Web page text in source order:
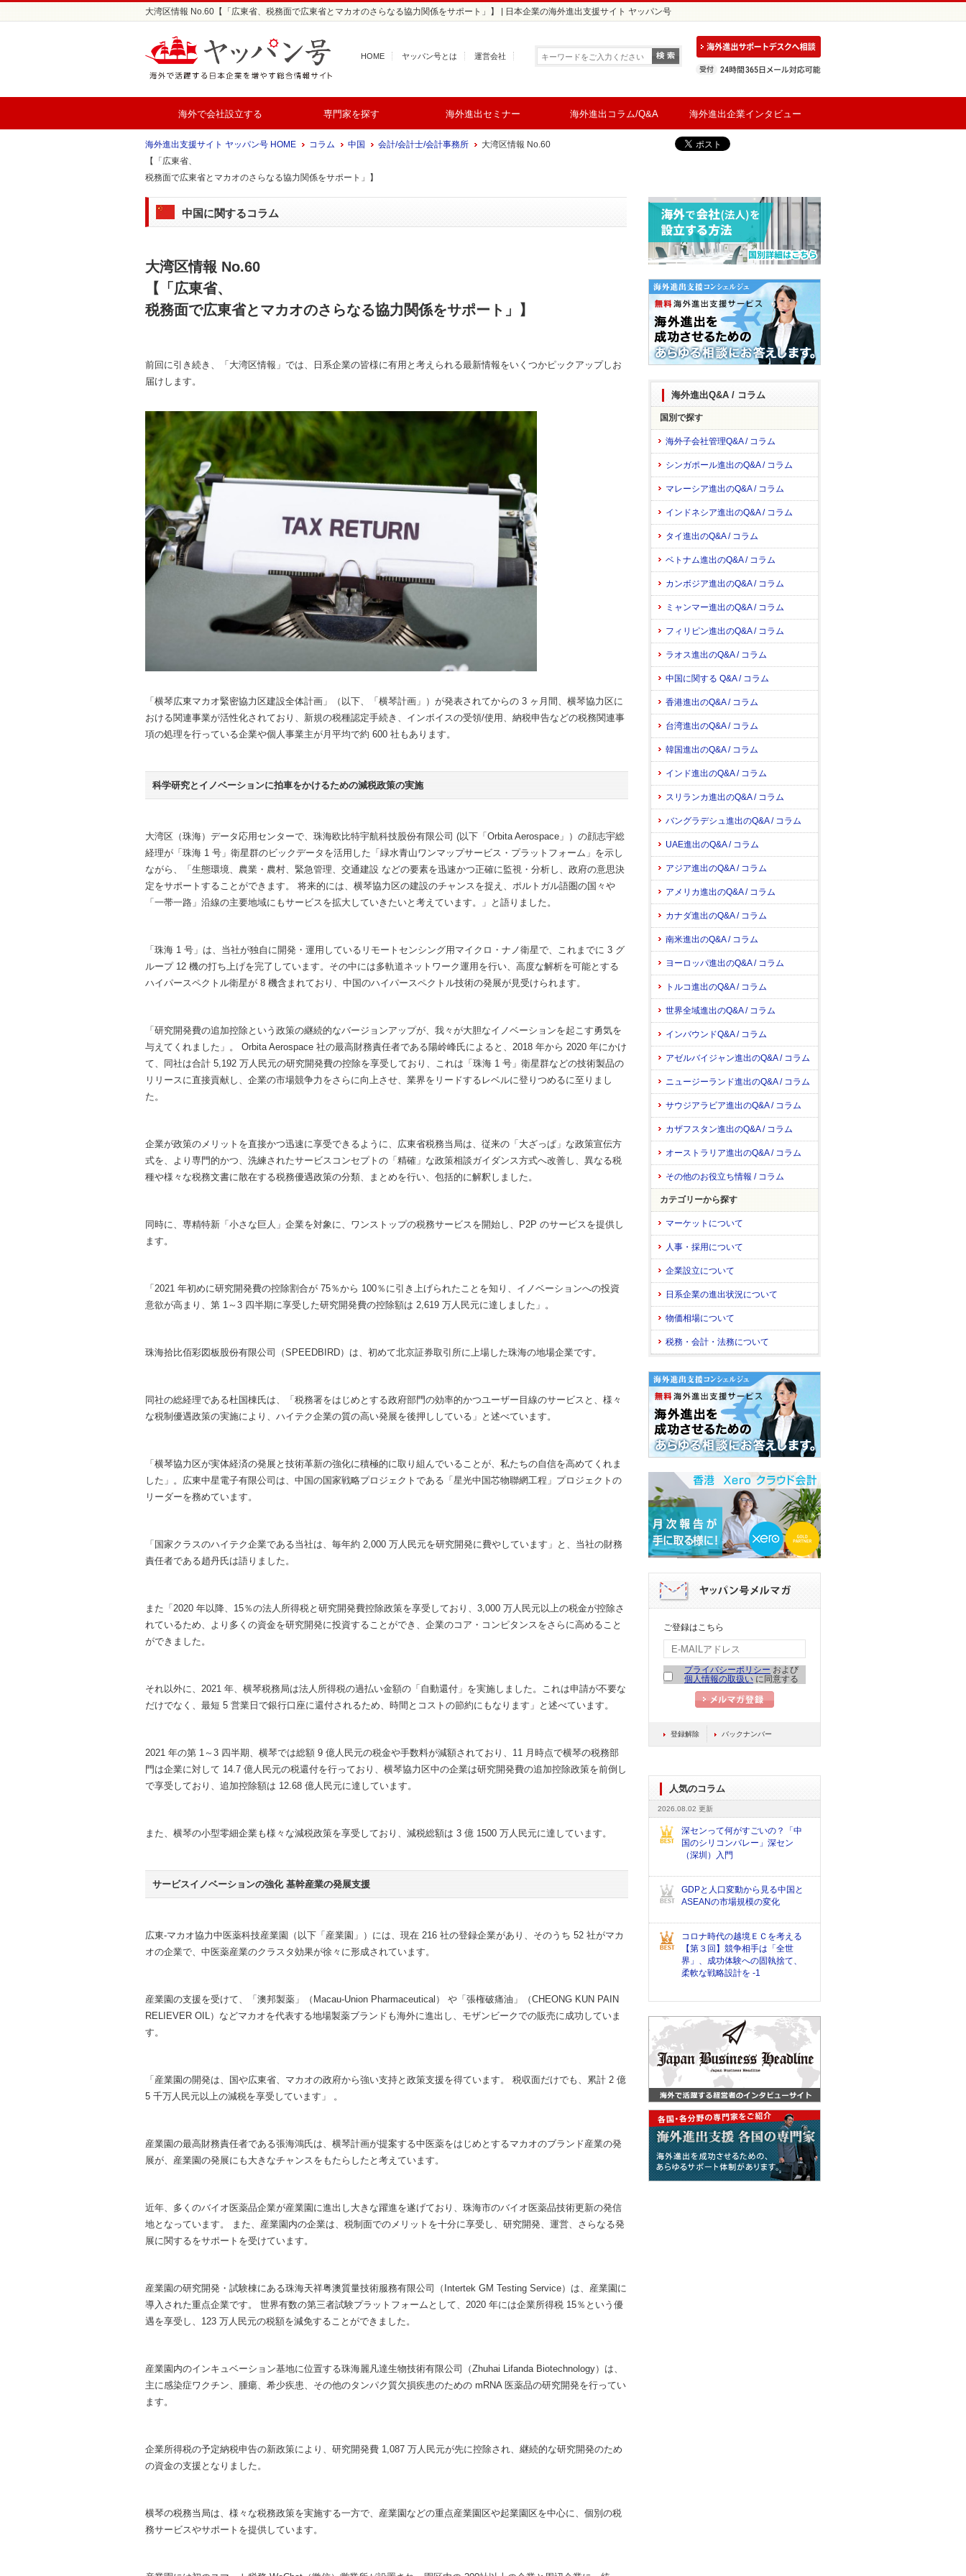
大湾区情報 No.60【「広東省、税務面で広東省とマカオのさらなる協力関係をサポート」】 | 日本企業の海外進出支援サイト ヤッパン号
HOME ヤッパン号とは 運営会社
海外で会社設立する 専門家を探す 海外進出セミナー 海外進出コラム/Q&A 海外進出企業インタビュー
海外進出支援サイト ヤッパン号 HOME コラム 中国 会計/会計士/会計事務所
大湾区情報 No.60
【「広東省、
税務面で広東省とマカオのさらなる協力関係をサポート」】
中国に関するコラム
大湾区情報 No.60
【「広東省、
税務面で広東省とマカオのさらなる協力関係をサポート」】
前回に引き続き、「大湾区情報」では、日系企業の皆様に有用と考えられる最新情報をいくつかピックアップしお
届けします。
「横琴広東マカオ緊密協力区建設全体計画」（以下、「横琴計画」）が発表されてからの 3 ヶ月間、横琴協力区に
おける関連事業が活性化されており、新規の税種認定手続き、インボイスの受領/使用、納税申告などの税務関連事
項の処理を行っている企業や個人事業主が月平均で約 600 社もあります。
科学研究とイノベーションに拍車をかけるための減税政策の実施
大湾区（珠海）データ応用センターで、珠海欧比特宇航科技股份有限公司 (以下「Orbita Aerospace」）の顔志宇総
経理が「珠海 1 号」衛星群のビックデータを活用した「緑水青山ワンマップサービス・プラットフォーム」を示し
ながら、「生態環境、農業・農村、緊急管理、交通建設 などの要素を迅速かつ正確に監視・分析し、政府の意思決
定をサポートすることができます。 将来的には、横琴協力区の建設のチャンスを捉え、ポルトガル語圏の国々や
「一帯一路」沿線の主要地域にもサービスを拡大していきたいと考えています。」と語りました。
「珠海 1 号」は、当社が独自に開発・運用しているリモートセンシング用マイクロ・ナノ衛星で、これまでに 3 グ
ループ 12 機の打ち上げを完了しています。その中には多軌道ネットワーク運用を行い、高度な解析を可能とする
ハイパースペクトル衛星が 8 機含まれており、中国のハイパースペクトル技術の発展が見受けられます。
「研究開発費の追加控除という政策の継続的なバージョンアップが、我々が大胆なイノベーションを起こす勇気を
与えてくれました」。 Orbita Aerospace 社の最高財務責任者である陽岭峰氏によると、2018 年から 2020 年にかけ
て、同社は合計 5,192 万人民元の研究開発費の控除を享受しており、これは「珠海 1 号」衛星群などの技術製品の
リリースに直接貢献し、企業の市場競争力をさらに向上させ、業界をリードするレベルに登りつめるに至りまし
た。
企業が政策のメリットを直接かつ迅速に享受できるように、広東省税務当局は、従来の「大ざっぱ」な政策宣伝方
式を、より専門的かつ、洗練されたサービスコンセプトの「精確」な政策相談ガイダンス方式へ改善し、異なる税
種や様々な税務文書に散在する税務優遇政策の分類、まとめを行い、包括的に解釈しました。
同時に、専精特新「小さな巨人」企業を対象に、ワンストップの税務サービスを開始し、P2P のサービスを提供し
ます。
「2021 年初めに研究開発費の控除割合が 75％から 100％に引き上げられたことを知り、イノベーションへの投資
意欲が高まり、第 1～3 四半期に享受した研究開発費の控除額は 2,619 万人民元に達しました」。
珠海拾比佰彩図板股份有限公司（SPEEDBIRD）は、初めて北京証券取引所に上場した珠海の地場企業です。
同社の総経理である杜国棟氏は、「税務署をはじめとする政府部門の効率的かつユーザー目線のサービスと、様々
な税制優遇政策の実施により、ハイテク企業の質の高い発展を後押ししている」と述べています。
「横琴協力区が実体経済の発展と技術革新の強化に積極的に取り組んでいることが、私たちの自信を高めてくれま
した」。広東中星電子有限公司は、中国の国家戦略プロジェクトである「星光中国芯物聯網工程」プロジェクトの
リーダーを務めています。
「国家クラスのハイテク企業である当社は、毎年約 2,000 万人民元を研究開発に費やしています」と、当社の財務
責任者である趙丹氏は語りました。
また「2020 年以降、15％の法人所得税と研究開発費控除政策を享受しており、3,000 万人民元以上の税金が控除さ
れているため、より多くの資金を研究開発に投資することができ、企業のコア・コンピタンスをさらに高めること
ができました。
それ以外に、2021 年、横琴税務局は法人所得税の過払い金額の「自動還付」を実施しました。これは申請が不要な
だけでなく、最短 5 営業日で銀行口座に還付されるため、時間とコストの節約にもなります」と述べています。
2021 年の第 1～3 四半期、横琴では総額 9 億人民元の税金や手数料が減額されており、11 月時点で横琴の税務部
門は企業に対して 14.7 億人民元の税還付を行っており、横琴協力区中の企業は研究開発費の追加控除政策を前倒し
で享受しており、追加控除額は 12.68 億人民元に達しています。
また、横琴の小型零細企業も様々な減税政策を享受しており、減税総額は 3 億 1500 万人民元に達しています。
サービスイノベーションの強化 基幹産業の発展支援
広東-マカオ協力中医薬科技産業園（以下「産業園」）には、現在 216 社の登録企業があり、そのうち 52 社がマカ
オの企業で、中医薬産業のクラスタ効果が徐々に形成されています。
産業園の支援を受けて、「澳邦製薬」（Macau-Union Pharmaceutical） や「張権破痛油」（CHEONG KUN PAIN
RELIEVER OIL）などマカオを代表する地場製薬ブランドも海外に進出し、モザンビークでの販売に成功していま
す。
「産業園の開発は、国や広東省、マカオの政府から強い支持と政策支援を得ています。 税収面だけでも、累計 2 億
5 千万人民元以上の減税を享受しています」 。
産業園の最高財務責任者である張海鴻氏は、横琴計画が提案する中医薬をはじめとするマカオのブランド産業の発
展が、産業園の発展にも大きなチャンスをもたらしたと考えています。
近年、多くのバイオ医薬品企業が産業園に進出し大きな躍進を遂げており、珠海市のバイオ医薬品技術更新の発信
地となっています。 また、産業園内の企業は、税制面でのメリットを十分に享受し、研究開発、運営、さらなる発
展に関するをサポートを受けています。
産業園の研究開発・試験棟にある珠海天祥粤澳質量技術服務有限公司（Intertek GM Testing Service）は、産業園に
導入された重点企業です。 世界有数の第三者試験プラットフォームとして、2020 年には企業所得税 15％という優
遇を享受し、123 万人民元の税額を減免することができました。
産業園内のインキュベーション基地に位置する珠海麗凡達生物技術有限公司（Zhuhai Lifanda Biotechnology）は、
主に感染症ワクチン、腫瘍、希少疾患、その他のタンパク質欠損疾患のための mRNA 医薬品の研究開発を行ってい
ます。
企業所得税の予定納税申告の新政策により、研究開発費 1,087 万人民元が先に控除され、継続的な研究開発のため
の資金の支援となりました。
横琴の税務当局は、様々な税務政策を実施する一方で、産業園などの重点産業園区や起業園区を中心に、個別の税
務サービスやサポートを提供しています。
海外進出Q&A / コラム
国別で探す
海外子会社管理Q&A / コラム
シンガポール進出のQ&A / コラム
マレーシア進出のQ&A / コラム
インドネシア進出のQ&A / コラム
タイ進出のQ&A / コラム
ベトナム進出のQ&A / コラム
カンボジア進出のQ&A / コラム
ミャンマー進出のQ&A / コラム
フィリピン進出のQ&A / コラム
ラオス進出のQ&A / コラム
中国に関する Q&A / コラム
香港進出のQ&A / コラム
台湾進出のQ&A / コラム
韓国進出のQ&A / コラム
インド進出のQ&A / コラム
スリランカ進出のQ&A / コラム
バングラデシュ進出のQ&A / コラム
UAE進出のQ&A / コラム
アジア進出のQ&A / コラム
アメリカ進出のQ&A / コラム
カナダ進出のQ&A / コラム
南米進出のQ&A / コラム
ヨーロッパ進出のQ&A / コラム
トルコ進出のQ&A / コラム
世界全域進出のQ&A / コラム
インバウンドQ&A / コラム
アゼルバイジャン進出のQ&A / コラム
ニュージーランド進出のQ&A / コラム
サウジアラビア進出のQ&A / コラム
カザフスタン進出のQ&A / コラム
オーストラリア進出のQ&A / コラム
その他のお役立ち情報 / コラム
カテゴリーから探す
マーケットについて
人事・採用について
企業設立について
日系企業の進出状況について
物価相場について
税務・会計・法務について
ご登録はこちら
プライバシーポリシー および
個人情報の取扱い に同意する
登録解除 バックナンバー
人気のコラム
2026.08.02 更新
深センって何がすごいの？「中
国のシリコンバレー」深セン
（深圳）入門
GDPと人口変動から見る中国と
ASEANの市場規模の変化
コロナ時代の越境ＥＣを考える
【第３回】競争相手は「全世
界」、成功体験への固執捨て、
柔軟な戦略設計を -1